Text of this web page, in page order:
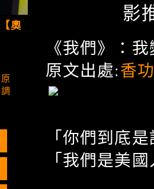
影
《我們》：
原文出處:香
「你們到底
「我們是美
奧
原
調